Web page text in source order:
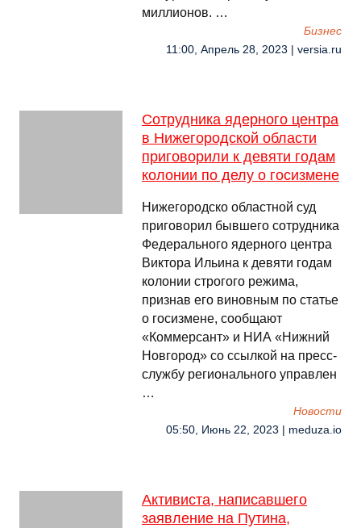
миллионов. …
Бизнес
11:00, Апрель 28, 2023 | versia.ru
Сотрудника ядерного центра
в Нижегородской области
приговорили к девяти годам
колонии по делу о госизмене
Нижегородско областной суд
приговорил бывшего сотрудника
Федерального ядерного центра
Виктора Ильина к девяти годам
колонии строгого режима,
признав его виновным по статье
о госизмене, сообщают
«Коммерсант» и НИА «Нижний
Новгород» со ссылкой на пресс-
службу регионального управлен
…
Новости
05:50, Июнь 22, 2023 | meduza.io
Активиста, написавшего
заявление на Путина,